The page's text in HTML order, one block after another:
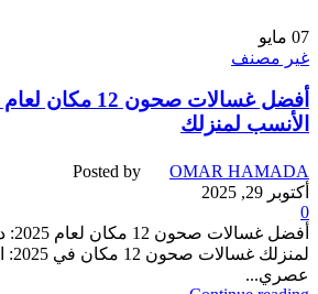
07 مايو
غير مصنف
الأنسب لمنزلك
Posted by
OMAR HAMADA
أكتوبر 29, 2025
0
عصري...